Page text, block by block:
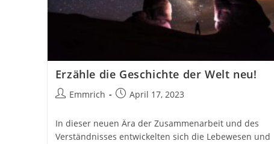
Erzähle die Geschichte der Welt neu!
Beitrags-
Emmrich
BeitragApril 17, 2023
In dieser neuen Ära der Zusammenarbeit und des
Verständnisses entwickelten sich die Lebewesen und